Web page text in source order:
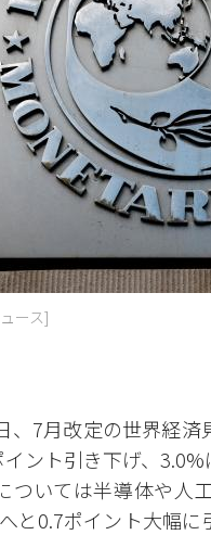
ース]
、7月改定の世界経
ント引き下げ、
ついては半導体や人
と0.7ポイント大幅